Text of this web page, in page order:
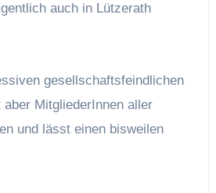
auch in Lützerath
MitgliederInnen aller
und lässt einen bisweilen